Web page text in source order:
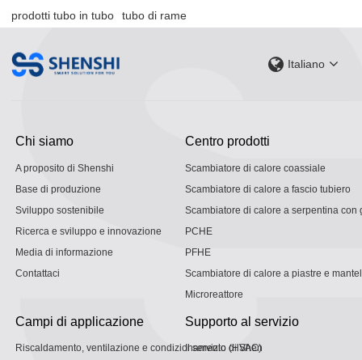
prodotti tubo in tubo
tubo di rame
Italiano
Chi siamo
A proposito di Shenshi
Base di produzione
Sviluppo sostenibile
Ricerca e sviluppo e innovazione
Media di informazione
Contattaci
Centro prodotti
Scambiatore di calore coassiale
Scambiatore di calore a fascio tubiero
Scambiatore di calore a serpentina con
PCHE
PFHE
Scambiatore di calore a piastre e
Microreattore
Campi di applicazione
Riscaldamento, ventilazione e condizionamento (HVAC)
Supporto al servizio
Il servizio di Shen